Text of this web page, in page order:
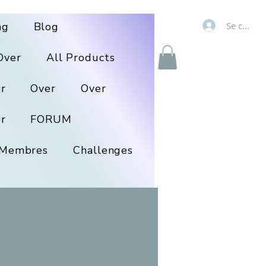
Se
Blog
All Products
Over Over
FORUM
Challenges